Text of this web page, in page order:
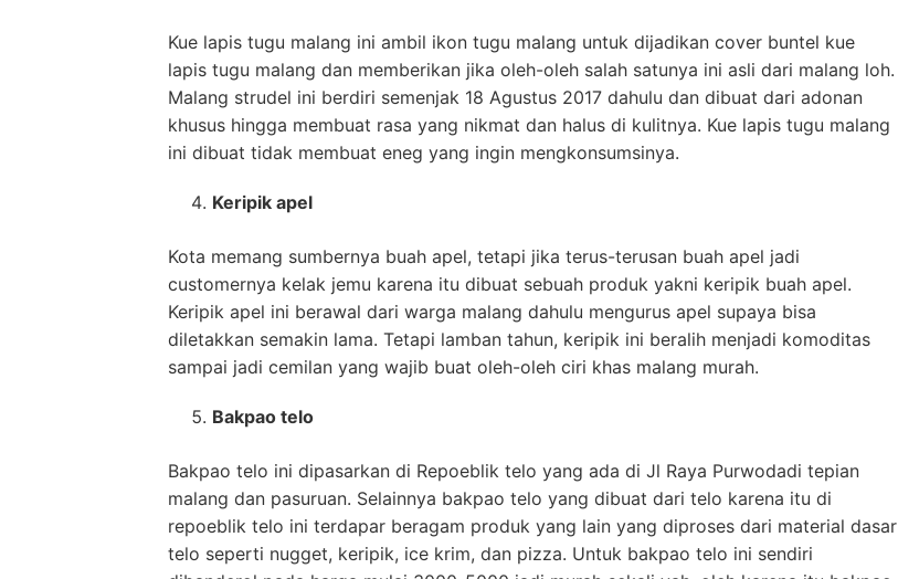
Kue lapis tugu malang ini ambil ikon tugu malang untuk dijadikan cover buntel kue
lapis tugu malang dan memberikan jika oleh-oleh salah satunya ini asli dari malang loh.
Malang strudel ini berdiri semenjak 18 Agustus 2017 dahulu dan dibuat dari adonan
khusus hingga membuat rasa yang nikmat dan halus di kulitnya. Kue lapis tugu malang
ini dibuat tidak membuat eneg yang ingin mengkonsumsinya.
Keripik apel
Kota memang sumbernya buah apel, tetapi jika terus-terusan buah apel jadi
customernya kelak jemu karena itu dibuat sebuah produk yakni keripik buah apel.
Keripik apel ini berawal dari warga malang dahulu mengurus apel supaya bisa
diletakkan semakin lama. Tetapi lamban tahun, keripik ini beralih menjadi komoditas
sampai jadi cemilan yang wajib buat oleh-oleh ciri khas malang murah.
Bakpao telo
Bakpao telo ini dipasarkan di Repoeblik telo yang ada di Jl Raya Purwodadi tepian
malang dan pasuruan. Selainnya bakpao telo yang dibuat dari telo karena itu di
repoeblik telo ini terdapar beragam produk yang lain yang diproses dari material dasar
telo seperti nugget, keripik, ice krim, dan pizza. Untuk bakpao telo ini sendiri